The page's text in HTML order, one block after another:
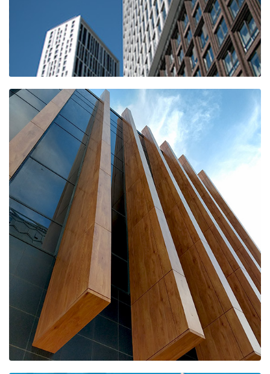
очередь, 7
корпус)
ЖК IlOVE